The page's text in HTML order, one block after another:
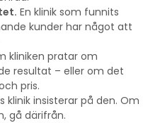
En klinik som funnits
kunder har något att
kliniken pratar om
resultat – eller om det
pris.
klinik insisterar på den. Om
gå därifrån.